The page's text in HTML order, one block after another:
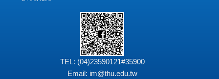
TEL: (04)23590121#35900
Email: im@thu.edu.tw